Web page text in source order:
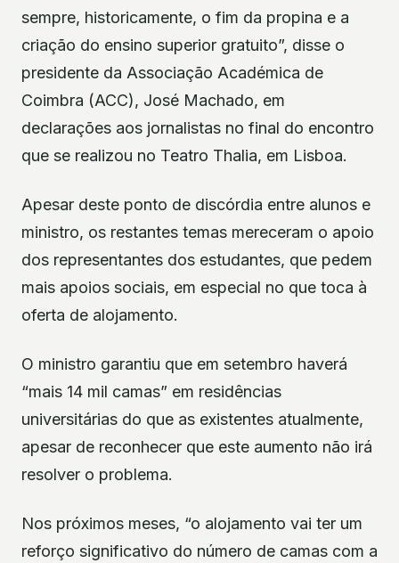
sempre, historicamente, o fim da propina e a
criação do ensino superior gratuito”, disse o
presidente da Associação Académica de
Coimbra (ACC), José Machado, em
declarações aos jornalistas no final do encontro
que se realizou no Teatro Thalia, em Lisboa.
Apesar deste ponto de discórdia entre alunos e
ministro, os restantes temas mereceram o apoio
dos representantes dos estudantes, que pedem
mais apoios sociais, em especial no que toca à
oferta de alojamento.
O ministro garantiu que em setembro haverá
“mais 14 mil camas” em residências
universitárias do que as existentes atualmente,
apesar de reconhecer que este aumento não irá
resolver o problema.
Nos próximos meses, “o alojamento vai ter um
reforço significativo do número de camas com a